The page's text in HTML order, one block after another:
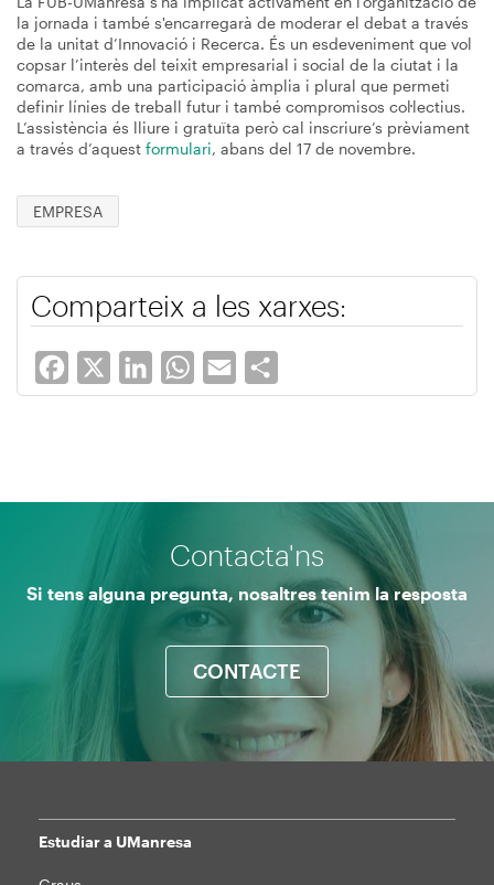
la jornada i també s'encarregarà de moderar el debat a través
de la unitat d’Innovació i Recerca. És un esdeveniment que vol
copsar l’interès del teixit empresarial i social de la ciutat i la
comarca, amb una participació àmplia i plural que permeti
definir línies de treball futur i també compromisos col·lectius.
L’assistència és lliure i gratuïta però cal inscriure’s prèviament
a través d’aquest formulari, abans del 17 de novembre.
EMPRESA
Comparteix a les xarxes:
Facebook LinkedInWhatsApp
Email
Contacta'ns
Si tens alguna pregunta, nosaltres tenim la resposta
CONTACTE
Mapa
Estudiar a UManresa